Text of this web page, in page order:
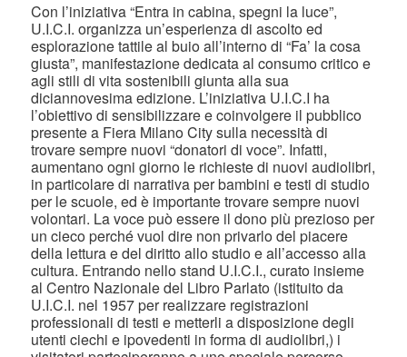
Con l’iniziativa “Entra in cabina, spegni la luce”,
U.I.C.I. organizza un’esperienza di ascolto ed
esplorazione tattile al buio all’interno di “Fa’ la cosa
giusta”, manifestazione dedicata al consumo critico e
agli stili di vita sostenibili giunta alla sua
diciannovesima edizione. L’iniziativa U.I.C.I ha
l’obiettivo di sensibilizzare e coinvolgere il pubblico
presente a Fiera Milano City sulla necessità di
trovare sempre nuovi “donatori di voce”. Infatti,
aumentano ogni giorno le richieste di nuovi audiolibri,
in particolare di narrativa per bambini e testi di studio
per le scuole, ed è importante trovare sempre nuovi
volontari. La voce può essere il dono più prezioso per
un cieco perché vuol dire non privarlo del piacere
della lettura e del diritto allo studio e all’accesso alla
cultura. Entrando nello stand U.I.C.I., curato insieme
al Centro Nazionale del Libro Parlato (istituito da
U.I.C.I. nel 1957 per realizzare registrazioni
professionali di testi e metterli a disposizione degli
utenti ciechi e ipovedenti in forma di audiolibri,) i